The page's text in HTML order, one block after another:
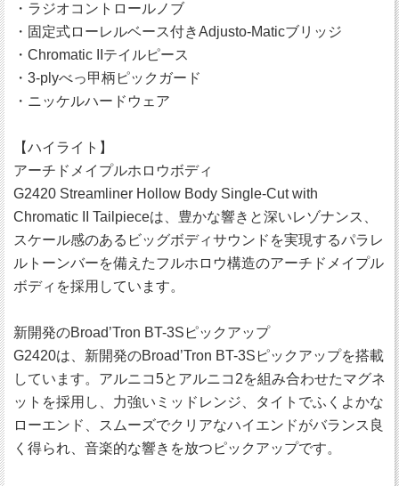
・ラジオコントロールノブ
・固定式ローレルベース付きAdjusto-Maticブリッジ
・Chromatic IIテイルピース
・3-plyべっ甲柄ピックガード
・ニッケルハードウェア
【ハイライト】
アーチドメイプルホロウボディ
G2420 Streamliner Hollow Body Single-Cut with
Chromatic II Tailpieceは、豊かな響きと深いレゾナンス、
スケール感のあるビッグボディサウンドを実現するパラレ
ルトーンバーを備えたフルホロウ構造のアーチドメイプル
ボディを採用しています。
新開発のBroad’Tron BT-3Sピックアップ
G2420は、新開発のBroad’Tron BT-3Sピックアップを搭載
しています。アルニコ5とアルニコ2を組み合わせたマグネ
ットを採用し、力強いミッドレンジ、タイトでふくよかな
ローエンド、スムーズでクリアなハイエンドがバランス良
く得られ、音楽的な響きを放つピックアップです。